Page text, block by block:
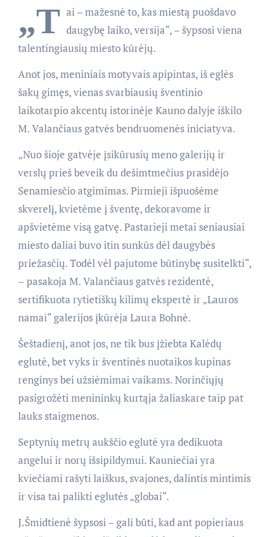
„T ai – mažesnė to, kas miestą puošdavo
daugybę laiko, versija“, – šypsosi viena
talentingiausių miesto kūrėjų.
Anot jos, meniniais motyvais apipintas, iš eglės
šakų gimęs, vienas svarbiausių šventinio
laikotarpio akcentų istorinėje Kauno dalyje iškilo
M. Valančiaus gatvės bendruomenės iniciatyva.
„Nuo šioje gatvėje įsikūrusių meno galerijų ir
verslų prieš beveik du dešimtmečius prasidėjo
Senamiesčio atgimimas. Pirmieji išpuošėme
skverelį, kvietėme į šventę, dekoravome ir
apšvietėme visą gatvę. Pastarieji metai seniausiai
miesto daliai buvo itin sunkūs dėl daugybės
priežasčių. Todėl vėl pajutome būtinybę susitelkti“,
– pasakoja M. Valančiaus gatvės rezidentė,
sertifikuota rytietiškų kilimų ekspertė ir „Lauros
namai“ galerijos įkūrėja Laura Bohnė.
Šeštadienį, anot jos, ne tik bus įžiebta Kalėdų
eglutė, bet vyks ir šventinės nuotaikos kupinas
renginys bei užsiėmimai vaikams. Norinčiųjų
pasigrožėti menininkų kurtąja žaliaskare taip pat
lauks staigmenos.
Septynių metrų aukščio eglutė yra dedikuota
angelui ir norų išsipildymui. Kauniečiai yra
kviečiami rašyti laiškus, svajones, dalintis mintimis
ir visa tai palikti eglutės „globai“.
J.Šmidtienė šypsosi – gali būti, kad ant popieriaus